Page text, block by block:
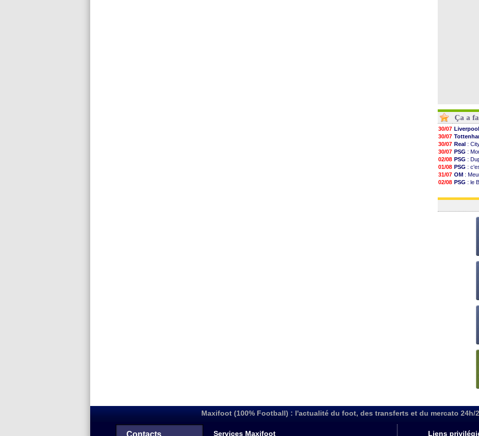
Ça a
30/07 Liverpool
30/07
30/07 Real :
30/07 PSG :
02/08 PSG :
01/08 PSG :
31/07 OM :
02/08 PSG : le
03/08 FIFA:
Maxifoot (100% Football) : l'actualité du foot, des transferts et du mercato 24h/
Contacts Services Maxifoot Liens